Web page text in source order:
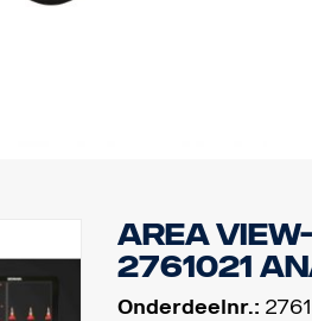
Area
2761021
Onderdeelnr.: